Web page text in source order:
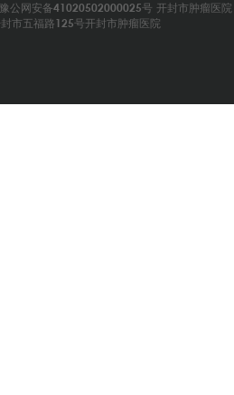
豫公网安备41020502000025号 开封市肿瘤医院
市五福路125号开封市肿瘤医院